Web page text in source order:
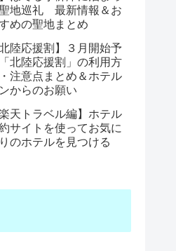
地巡礼 最新情報＆お
めの聖地まとめ
北陸応援割】３月開始予
北陸応援割」の利用方
注意点まとめ＆ホテル
からのお願い
楽天トラベル編】ホテル
サイトを使ってお気に
のホテルを見つける